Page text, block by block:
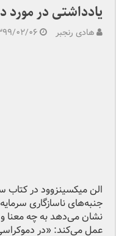
یادداشتی در مورد
هادی رنجبر ۱۳۹۹/۰۲/
الن میکسینزوود در کتاب
جنبه‌های ناسازگاری
نشان می‌دهد به چه معنا
عمل می‌کند: «در